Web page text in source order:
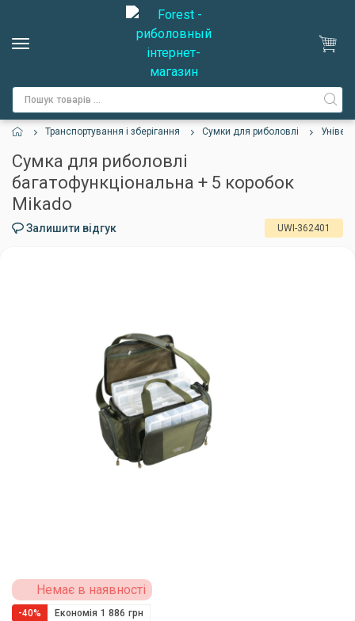
Транспортування і зберігання Сумки для риболовлі
Сумка для риболовлi
багатофункцiональна + 5 коробок
Mikado
Залишити відгук UWI-362401
Немає в наявності
-40% Економія 1 886 грн